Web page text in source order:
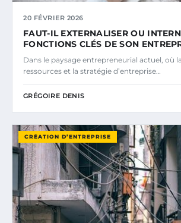
20 FÉVRIER 2026
FAUT-IL EXTERNALISER OU
FONCTIONS CLÉS DE SON
Dans le paysage entrepreneurial actuel, où
ressources et la stratégie d’entreprise…
GRÉGOIRE DENIS
CRÉATION D’ENTREPRISE